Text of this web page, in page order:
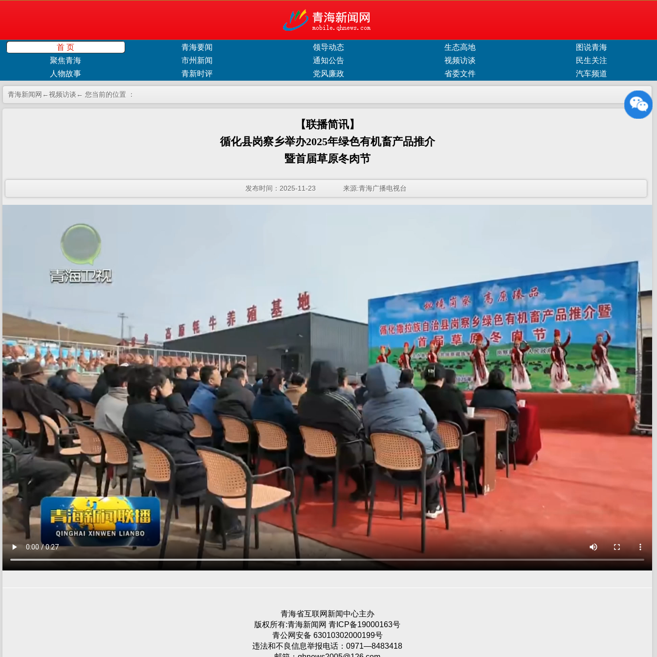
首 页 青海要闻 领导动态 生态高地
图说青海
聚焦青海
市州新闻 通知公告 视频访谈
民生关注
人物故事
青新时评 党风廉政 省委文件 汽车频道
青海新闻网← ← 您当前的位置 ：
视频访谈
【联播简讯】
循化县岗察乡举办2025年绿色有机畜产品推介
暨首届草原冬肉节
发布时间：2025-11-23 来源:青海广播电视台
青海省互联网新闻中心主办
版权所有:青海新闻网 青ICP备19000163号
青公网安备 63010302000199号
违法和不良信息举报电话：0971—8483418